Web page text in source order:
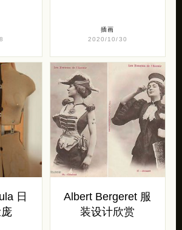
插画
2020/10/30
日
Albert Bergeret 服
装设计欣赏